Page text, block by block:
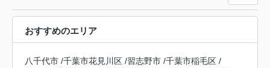
おすすめのエリア
八千代市 /千葉市花見川区 /習志野市 /千葉市稲毛区 /